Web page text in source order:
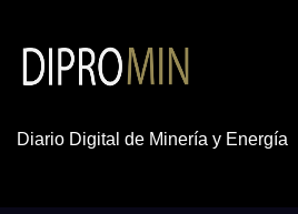
Diario Digital de Minería y Energía